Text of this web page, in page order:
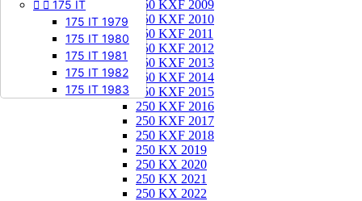
  175 IT
175 IT 1979
175 IT 1980
175 IT 1981
175 IT 1982
175 IT 1983
250 KXF 2009
250 KXF 2010
250 KXF 2011
250 KXF 2012
250 KXF 2013
250 KXF 2014
250 KXF 2015
250 KXF 2016
250 KXF 2017
250 KXF 2018
250 KX 2019
250 KX 2020
250 KX 2021
250 KX 2022